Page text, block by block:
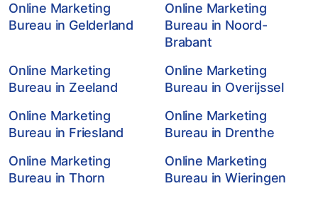
Online Marketing
Bureau in Gelderland
Online Marketing
Bureau in Noord-
Brabant
Online Marketing
Bureau in Zeeland
Online Marketing
Bureau in Overijssel
Online Marketing
Bureau in Friesland
Online Marketing
Bureau in Drenthe
Online Marketing
Bureau in Thorn
Online Marketing
Bureau in Wieringen